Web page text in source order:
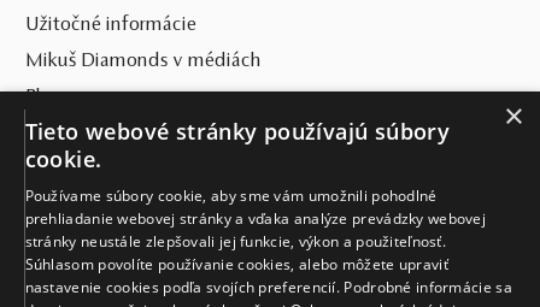
Užitočné informácie
Mikuš Diamonds v médiách
Blog
SVET MIKUŠ DIAMONDS
VŠETKO O NÁKUPE
KONTAKT
×
Tieto webové stránky používajú súbory
cookie.
Používame súbory cookie, aby sme vám umožnili pohodlné
prehliadanie webovej stránky a vďaka analýze prevádzky webovej
stránky neustále zlepšovali jej funkcie, výkon a použiteľnosť.
Súhlasom povolíte používanie cookies, alebo môžete upraviť
nastavenie cookies podľa svojích preferencií. Podrobné informácie sa